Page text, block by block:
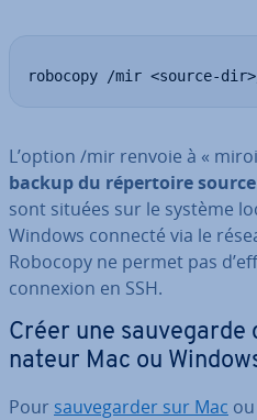
robocopy /mir <source-
L’option /mir renvoie à «
backup du ré­per­toire source
sont situées sur le système
Windows connecté via le
Robocopy ne permet pas
connexion en SSH.
Créer une
na­teur Mac ou
Pour sau­ve­gar­der sur Mac ou